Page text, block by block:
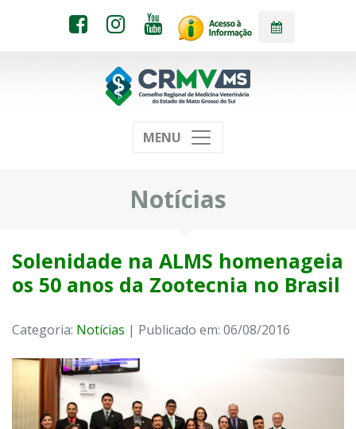
MENU
Notícias
Solenidade na ALMS homenageia
os 50 anos da Zootecnia no Brasil
Categoria: Notícias | Publicado em: 06/08/2016